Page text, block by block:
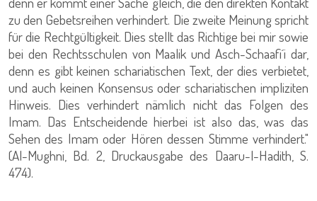
zu den Gebetsreihen verhindert. Die zweite Meinung spricht
für die Rechtgültigkeit. Dies stellt das Richtige bei mir sowie
bei den Rechtsschulen von Maalik und Asch-Schaafi´i dar,
denn es gibt keinen schariatischen Text, der dies verbietet,
und auch keinen Konsensus oder schariatischen impliziten
Hinweis. Dies verhindert nämlich nicht das Folgen des
Imam. Das Entscheidende hierbei ist also das, was das
Sehen des Imam oder Hören dessen Stimme verhindert."
(Al-Mughni, Bd. 2, Druckausgabe des Daaru-l-Hadith, S.
474).